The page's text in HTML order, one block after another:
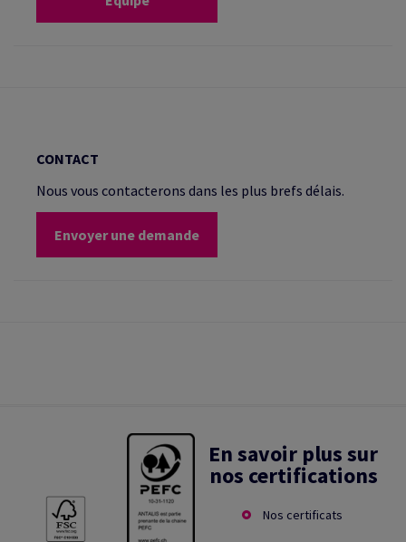
CONTACT
Nous vous contacterons dans les plus brefs délais.
Envoyer une demande
En savoir plus sur
nos certifications
Nos certificats